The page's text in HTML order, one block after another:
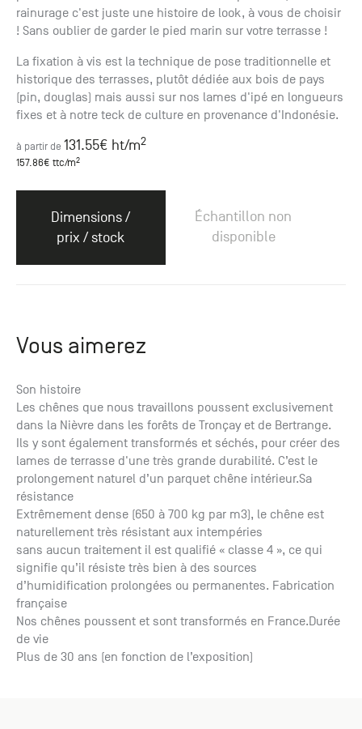
rainurage c'est juste une histoire de look, à vous de choisir
! Sans oublier de garder le pied marin sur votre terrasse !
La fixation à vis est la technique de pose traditionnelle et
historique des terrasses, plutôt dédiée aux bois de pays
(pin, douglas) mais aussi sur nos lames d'ipé en longueurs
fixes et à notre teck de culture en provenance d'Indonésie.
à partir de 131.55€ ht/m2
157.86€ ttc/m2
Dimensions /
prix / stock
Échantillon non
disponible
Vous aimerez
Son histoire
Les chênes que nous travaillons poussent exclusivement
dans la Nièvre dans les forêts de Tronçay et de Bertrange.
Ils y sont également transformés et séchés, pour créer des
lames de terrasse d'une très grande durabilité. C’est le
prolongement naturel d’un parquet chêne intérieur.Sa
résistance
Extrêmement dense (650 à 700 kg par m3), le chêne est
naturellement très résistant aux intempéries
sans aucun traitement il est qualifié « classe 4 », ce qui
signifie qu’il résiste très bien à des sources
d’humidification prolongées ou permanentes. Fabrication
française
Nos chênes poussent et sont transformés en France.Durée
de vie
Plus de 30 ans (en fonction de l’exposition)